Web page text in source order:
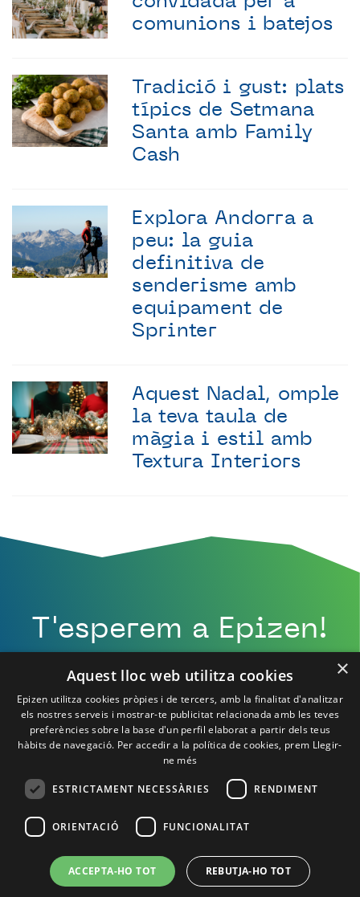
comunions i batejos
Tradició i gust: plats
típics de Setmana
Santa amb Family
Cash
Explora Andorra a
peu: la guia
definitiva de
senderisme amb
equipament de
Sprinter
Aquest Nadal, omple
la teva taula de
màgia i estil amb
Textura Interiors
T'esperem a Epizen!
Política de Privacitat
Política de cookies
×
Aquest lloc web utilitza cookies
Epizen utilitza cookies pròpies i de tercers, amb la finalitat d'analitzar
els nostres serveis i mostrar-te publicitat relacionada amb les teves
preferències sobre la base d'un perfil elaborat a partir dels teus
hàbits de navegació. Per accedir a la política de cookies, prem Llegir-
ne més
ESTRICTAMENT NECESSÀRIES RENDIMENT
ORIENTACIÓ FUNCIONALITAT
ACCEPTA-HO TOT REBUTJA-HO TOT